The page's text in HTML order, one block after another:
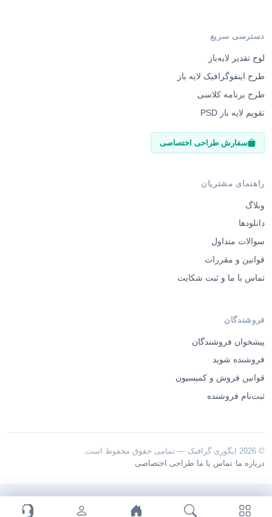
دسترسی سریع
لوح تقدیر لایه‌باز
طرح اینفوگرافیک لایه باز
طرح برنامه کلاسی
تقویم لایه باز PSD
سفارش طراحی اختصاصی
راهنمای مشتریان
وبلاگ
دانلودها
سوالات متداول
قوانین و مقررات
تماس با ما و ثبت شکایت
فروشندگان
پیشخوان فروشندگان
فروشنده شوید
قوانین فروش و کمیسیون
ثبت‌نام فروشنده
© 2026 ایگوری گرافیک — تمامی حقوق محفوظ است.
درباره ما ·تماس با ما ·طراحی اختصاصی